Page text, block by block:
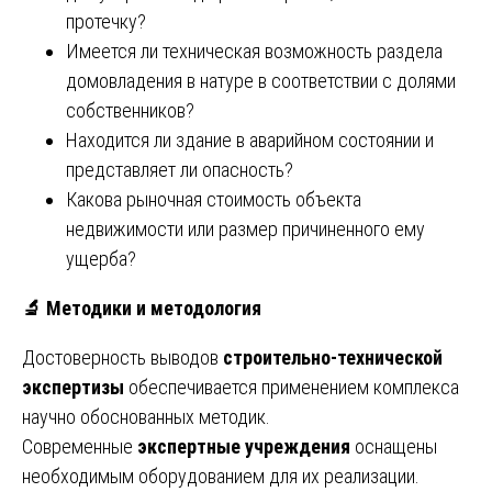
протечку?
Имеется ли техническая возможность раздела
домовладения в натуре в соответствии с долями
собственников?
Находится ли здание в аварийном состоянии и
представляет ли опасность?
Какова рыночная стоимость объекта
недвижимости или размер причиненного ему
ущерба?
🔬 Методики и методология
Достоверность выводов строительно-технической
экспертизы обеспечивается применением комплекса
научно обоснованных методик.
Современные экспертные учреждения оснащены
необходимым оборудованием для их реализации.